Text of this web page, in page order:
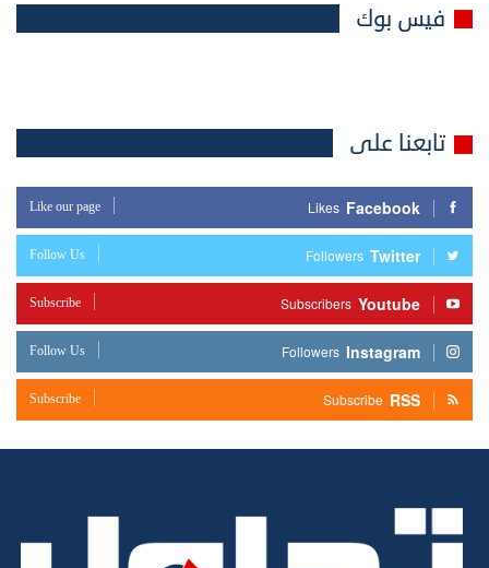
فيس بوك
تابعنا على
Facebook
Likes
Like our page
Twitter
Followers
Follow Us
Youtube
Subscribers
Subscribe
Instagram
Followers
Follow Us
RSS
Subscribe
Subscribe